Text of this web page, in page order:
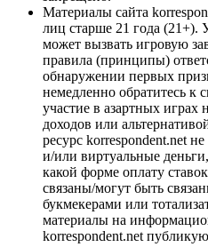
Материалы сайта
лиц старше 21 года (21+).
может вызвать игровую
правила (принципы)
обнаружении первых
немедленно обратитесь к
участие в азартных играх
доходов или
ресурс korrespondent.net
и/или виртуальные
какой форме оплату
связаны/могут быть
букмекерами или
материалы на
korrespondent.net